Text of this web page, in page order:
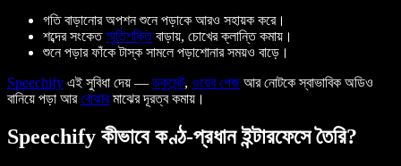
গতি বাড়ানোর অপশন শুনে পড়াকে আরও সহায়ক করে।
শব্দের সংকেতস্মৃতিশক্তিবাড়ায়, চোখের ক্লান্তি কমায়।
শুনে পড়ার ফাঁকে টাস্ক সামলে পড়াশোনার সময়ও বাড়ে।
Speechify এই সুবিধা দেয় — ডকুমেন্ট, ওয়েব পেজ আর নোটকেস্বাভাবিক অডিও
বানিয়ে পড়া আরবোঝারমাঝের দূরত্ব কমায়।
Speechify কীভাবে কণ্ঠ-প্রধান ইন্টারফেসে তৈরি?